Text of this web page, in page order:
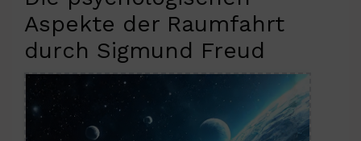
Aspekte der Raumfahrt
durch Sigmund Freud